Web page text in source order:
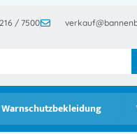
/ 7500
Warnschutzbekleidung